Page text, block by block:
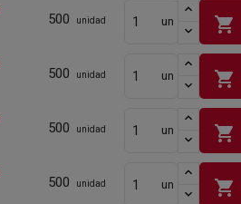
500 unidad un shopping_cart
500 unidad un shopping_cart
500 unidad un shopping_cart
500 unidad un shopping_cart